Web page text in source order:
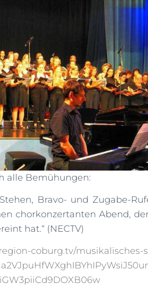
alle Bemühungen:
Bravo- und Zugabe-
chorkonzertanten Abend,
hat.“ (NECTV)
coburg.tv/musikalisches-